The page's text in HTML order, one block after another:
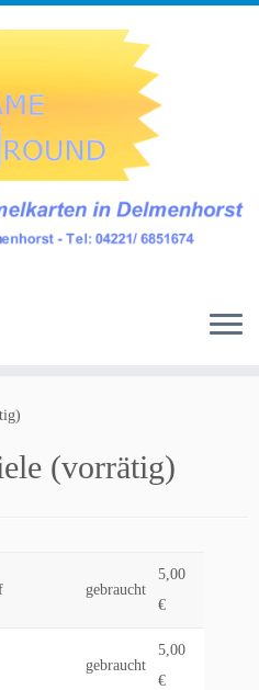
(vorrätig)
gebraucht
5,00
€
gebraucht
5,00
€